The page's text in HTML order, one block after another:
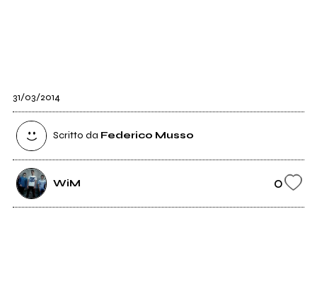
31/03/2014
Scritto da Federico Musso
WiM 0